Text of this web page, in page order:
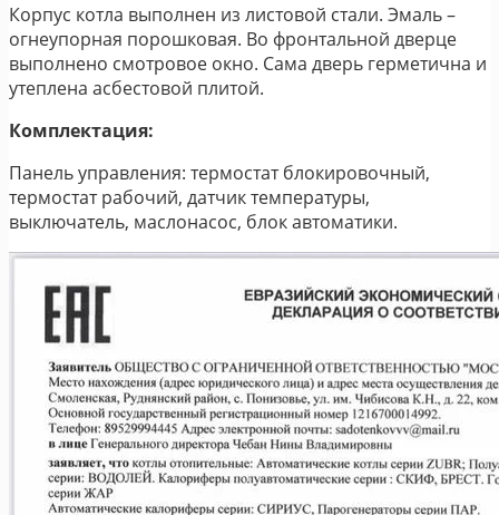
Корпус котла выполнен из листовой стали. Эмаль –
огнеупорная порошковая. Во фронтальной дверце
выполнено смотровое окно. Сама дверь герметична и
утеплена асбестовой плитой.
Комплектация:
Панель управления: термостат блокировочный,
термостат рабочий, датчик температуры,
выключатель, маслонасос, блок автоматики.